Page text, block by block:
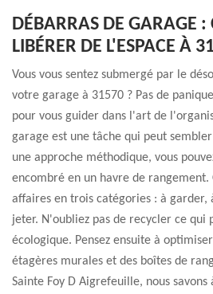
DÉBARRAS DE GARAGE :
LIBÉRER DE L'ESPACE À
Vous vous sentez submergé par le
votre garage à 31570 ? Pas de
pour vous guider dans l'art de
garage est une tâche qui peut
une approche méthodique, vous
encombré en un havre de
affaires en trois catégories : à garder,
jeter. N'oubliez pas de recycler ce qui
écologique. Pensez ensuite à
étagères murales et des boîtes de
Sainte Foy D Aigrefeuille, nous